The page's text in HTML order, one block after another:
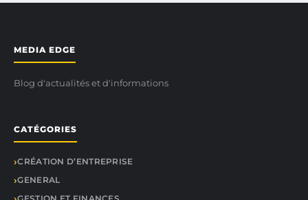
MEDIA EDGE
Blog d'actualités et d'informations
CATÉGORIES
CRÉATION D’ENTREPRISE
GENERAL